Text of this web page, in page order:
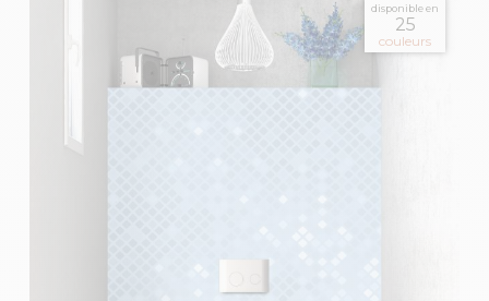
disponible en
25
couleurs